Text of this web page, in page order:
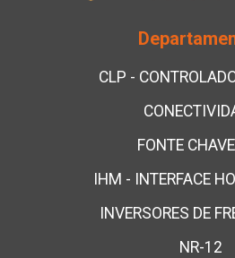
CLP -
FONTE
IHM - INTERFACE
INVERSORES DE
NR-12